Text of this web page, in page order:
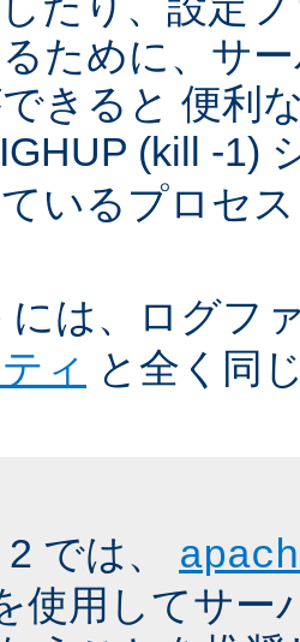
ために、サ
きると 便利
(kill -1)
いるプロセ
には、ログフ
ィ と全く同
では、
使用してサー